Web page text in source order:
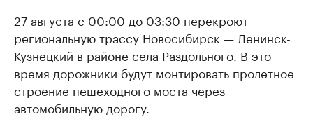
27 августа с 00:00 до 03:30 перекроют
региональную трассу Новосибирск — Ленинск-
Кузнецкий в районе села Раздольного. В это
время дорожники будут монтировать пролетное
строение пешеходного моста через
автомобильную дорогу.